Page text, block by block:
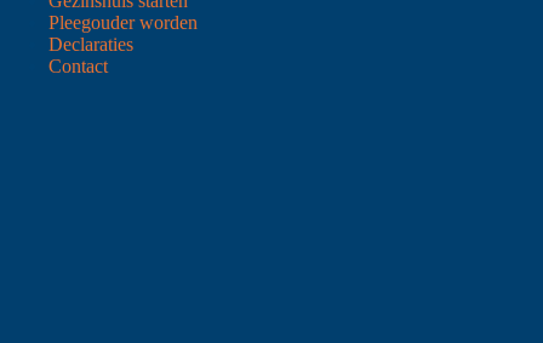
Pleegouder worden
Declaraties
Contact